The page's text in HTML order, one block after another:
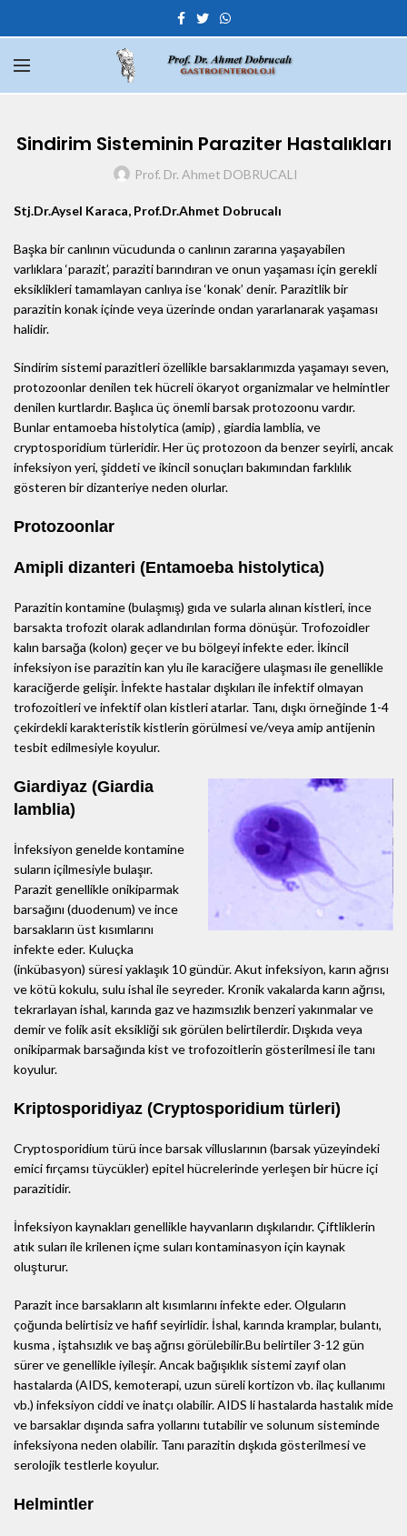
Sindirim Sisteminin Paraziter Hastalıkları
Prof. Dr. Ahmet DOBRUCALI
Stj.Dr.Aysel Karaca, Prof.Dr.Ahmet Dobrucalı
Başka bir canlının vücudunda o canlının zararına yaşayabilen
varlıklara ‘parazit’, paraziti barındıran ve onun yaşaması için gerekli
eksiklikleri tamamlayan canlıya ise ‘konak’ denir. Parazitlik bir
parazitin konak içinde veya üzerinde ondan yararlanarak yaşaması
halidir.
Sindirim sistemi parazitleri özellikle barsaklarımızda yaşamayı seven,
protozoonlar denilen tek hücreli ökaryot organizmalar ve helmintler
denilen kurtlardır. Başlıca üç önemli barsak protozoonu vardır.
Bunlar entamoeba histolytica (amip) , giardia lamblia, ve
cryptosporidium türleridir. Her üç protozoon da benzer seyirli, ancak
infeksiyon yeri, şiddeti ve ikincil sonuçları bakımından farklılık
gösteren bir dizanteriye neden olurlar.
Protozoonlar
Amipli dizanteri (Entamoeba histolytica)
Parazitin kontamine (bulaşmış) gıda ve sularla alınan kistleri, ince
barsakta trofozit olarak adlandırılan forma dönüşür. Trofozoidler
kalın barsağa (kolon) geçer ve bu bölgeyi infekte eder. İkincil
infeksiyon ise parazitin kan ylu ile karaciğere ulaşması ile genellikle
karaciğerde gelişir. İnfekte hastalar dışkıları ile infektif olmayan
trofozoitleri ve infektif olan kistleri atarlar. Tanı, dışkı örneğinde 1-4
çekirdekli karakteristik kistlerin görülmesi ve/veya amip antijenin
tesbit edilmesiyle koyulur.
Giardiyaz (Giardia
lamblia)
İnfeksiyon genelde kontamine
suların içilmesiyle bulaşır.
Parazit genellikle onikiparmak
barsağını (duodenum) ve ince
barsakların üst kısımlarını
infekte eder. Kuluçka
(inkübasyon) süresi yaklaşık 10 gündür. Akut infeksiyon, karın ağrısı
ve kötü kokulu, sulu ishal ile seyreder. Kronik vakalarda karın ağrısı,
tekrarlayan ishal, karında gaz ve hazımsızlık benzeri yakınmalar ve
demir ve folik asit eksikliği sık görülen belirtilerdir. Dışkıda veya
onikiparmak barsağında kist ve trofozoitlerin gösterilmesi ile tanı
koyulur.
Kriptosporidiyaz (Cryptosporidium türleri)
Cryptosporidium türü ince barsak villuslarının (barsak yüzeyindeki
emici fırçamsı tüycükler) epitel hücrelerinde yerleşen bir hücre içi
parazitidir.
İnfeksiyon kaynakları genellikle hayvanların dışkılarıdır. Çiftliklerin
atık suları ile krilenen içme suları kontaminasyon için kaynak
oluşturur.
Parazit ince barsakların alt kısımlarını infekte eder. Olguların
çoğunda belirtisiz ve hafif seyirlidir. İshal, karında kramplar, bulantı,
kusma , iştahsızlık ve baş ağrısı görülebilir.Bu belirtiler 3-12 gün
sürer ve genellikle iyileşir. Ancak bağışıklık sistemi zayıf olan
hastalarda (AIDS, kemoterapi, uzun süreli kortizon vb. ilaç kullanımı
vb.) infeksiyon ciddi ve inatçı olabilir. AIDS li hastalarda hastalık mide
ve barsaklar dışında safra yollarını tutabilir ve solunum sisteminde
infeksiyona neden olabilir. Tanı parazitin dışkıda gösterilmesi ve
serolojik testlerle koyulur.
Helmintler